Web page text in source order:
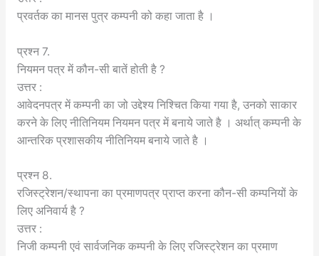
प्रवर्तक का मानस पुत्र कम्पनी को कहा जाता है ।
प्रश्न 7.
नियमन पत्र में कौन-सी बातें होती है ?
उत्तर :
आवेदनपत्र में कम्पनी का जो उद्देश्य निश्चित किया गया है, उनको साकार
करने के लिए नीतिनियम नियमन पत्र में बनाये जाते है । अर्थात् कम्पनी के
आन्तरिक प्रशासकीय नीतिनियम बनाये जाते है ।
प्रश्न 8.
रजिस्ट्रेशन/स्थापना का प्रमाणपत्र प्राप्त करना कौन-सी कम्पनियों के
लिए अनिवार्य है ?
उत्तर :
निजी कम्पनी एवं सार्वजनिक कम्पनी के लिए रजिस्ट्रेशन का प्रमाण